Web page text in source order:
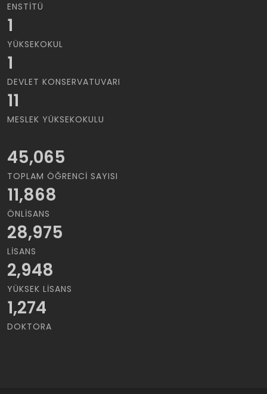
ENSTITÜ
1
YÜKSEKOKUL
1
DEVLET KONSERVATUVARI
11
MESLEK YÜKSEKOKULU
45,065
TOPLAM ÖĞRENCI SAYISI
11,868
ÖNLISANS
28,975
LISANS
2,948
YÜKSEK LISANS
1,274
DOKTORA